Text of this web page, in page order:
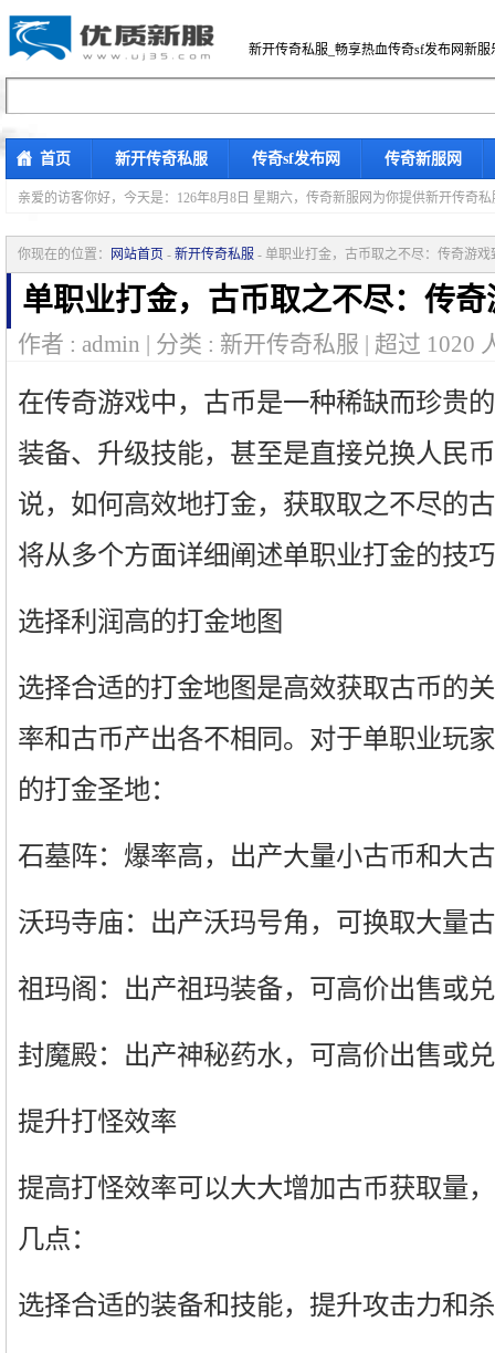
新开传奇私服_畅享热血传奇sf发布网新服
首页 新开传奇私服 传奇sf发布网 传奇新服网
亲爱的访客你好， 今天是：126年8月8日 星期六，传奇新服网为你提供新开传奇
你现在的位置： 网站首页 - 新开传奇私服 - 单职业打金，古币取之不尽：传奇游戏
单职业打金，古币取之不尽：传
作者 : admin | 分类 : 新开传奇私服 | 超过 1020
在传奇游戏中，古币是一种稀缺而珍贵
装备、升级技能，甚至是直接兑换人民
说，如何高效地打金，获取取之不尽的
将从多个方面详细阐述单职业打金的技
选择利润高的打金地图
选择合适的打金地图是高效获取古币的
率和古币产出各不相同。对于单职业玩
的打金圣地：
石墓阵：爆率高，出产大量小古币和大
沃玛寺庙：出产沃玛号角，可换取大量
祖玛阁：出产祖玛装备，可高价出售或
封魔殿：出产神秘药水，可高价出售或
提升打怪效率
提高打怪效率可以大大增加古币获取量
几点：
选择合适的装备和技能，提升攻击力和